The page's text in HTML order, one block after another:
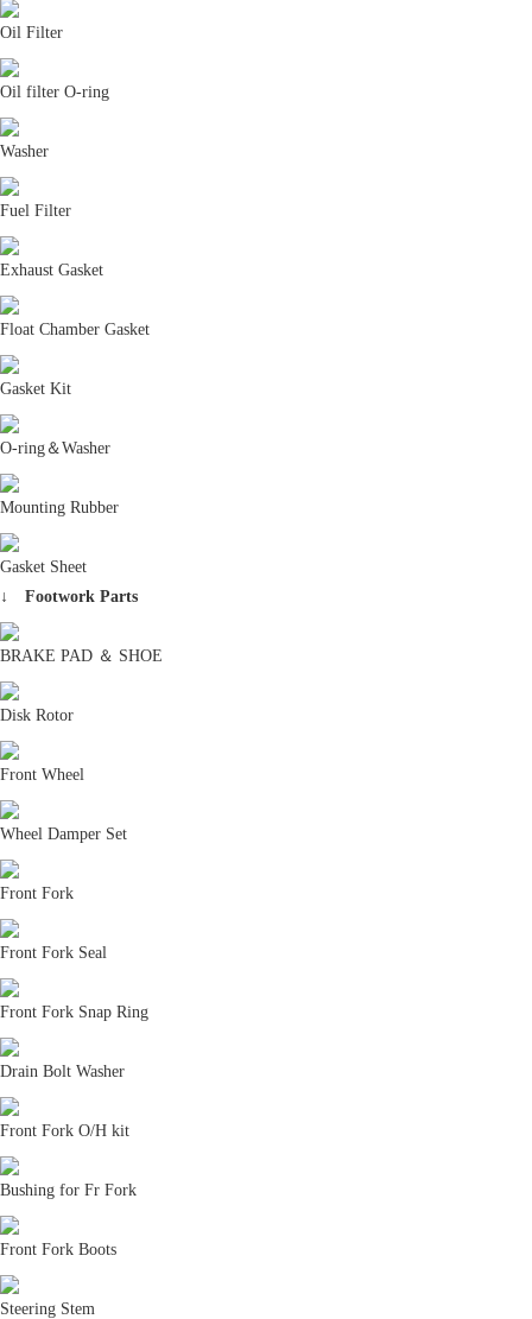
Oil Filter
Oil filter O-ring
Washer
Fuel Filter
Exhaust Gasket
Float Chamber Gasket
Gasket Kit
O-ring＆Washer
Mounting Rubber
Gasket Sheet
↓ Footwork Parts
BRAKE PAD ＆ SHOE
Disk Rotor
Front Wheel
Wheel Damper Set
Front Fork
Front Fork Seal
Front Fork Snap Ring
Drain Bolt Washer
Front Fork O/H kit
Bushing for Fr Fork
Front Fork Boots
Steering Stem